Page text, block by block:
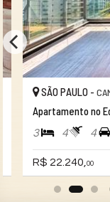
SÃO PAULO -
Apartamento no
3 4 4
R$ 22.240, 00